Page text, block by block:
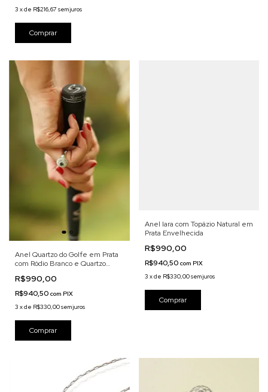
3 xde R$216,67 sem juros
Anel Quartzo do Golfe em Prata
com Ródio Branco e Quartzo
R$990,00
R$940,50 com PIX
3 xde R$330,00sem juros
Anel Iara com Topázio Natural em
Prata Envelhecida
R$990,00
R$940,50 com PIX
3 xde R$330,00sem juros